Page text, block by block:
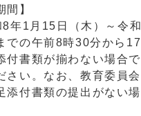
間】
年1月15日（木）～令
での午前8時30分から
書類が揃わない場合で
さい。なお、教育委員
添付書類の提出がない